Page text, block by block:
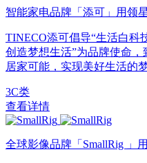
智能家电品牌「添可」用领
TINECO添可倡导“生活白科
创造梦想生活”为品牌使命
居家可能，实现美好生活的梦
3C类
查看详情
全球影像品牌「SmallRig 」